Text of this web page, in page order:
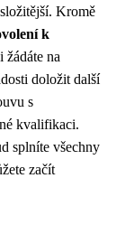
Kromě
k
žádáte na
doložit další
s
kvalifikaci.
splníte všechny
začít